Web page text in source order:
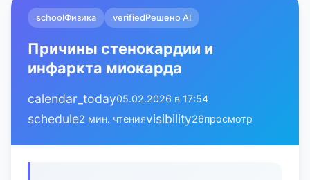
schoolФизика verifiedРешено AI
Причины стенокардии и
инфаркта миокарда
calendar_today05.02.2026 в 17:54
schedule2 мин. чтенияvisibility26просмотр